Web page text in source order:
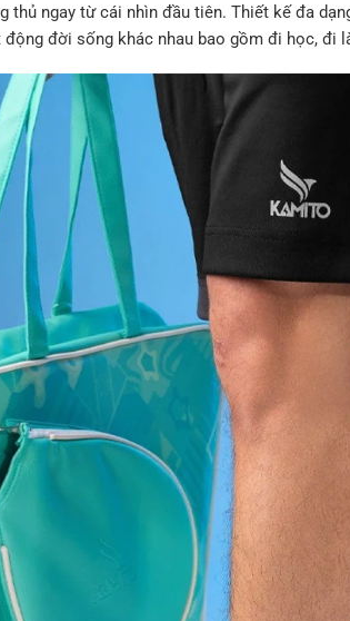
thủ ngay từ cái nhìn đầu tiên. Thiết kế đa
đời sống khác nhau bao gồm đi học, đi